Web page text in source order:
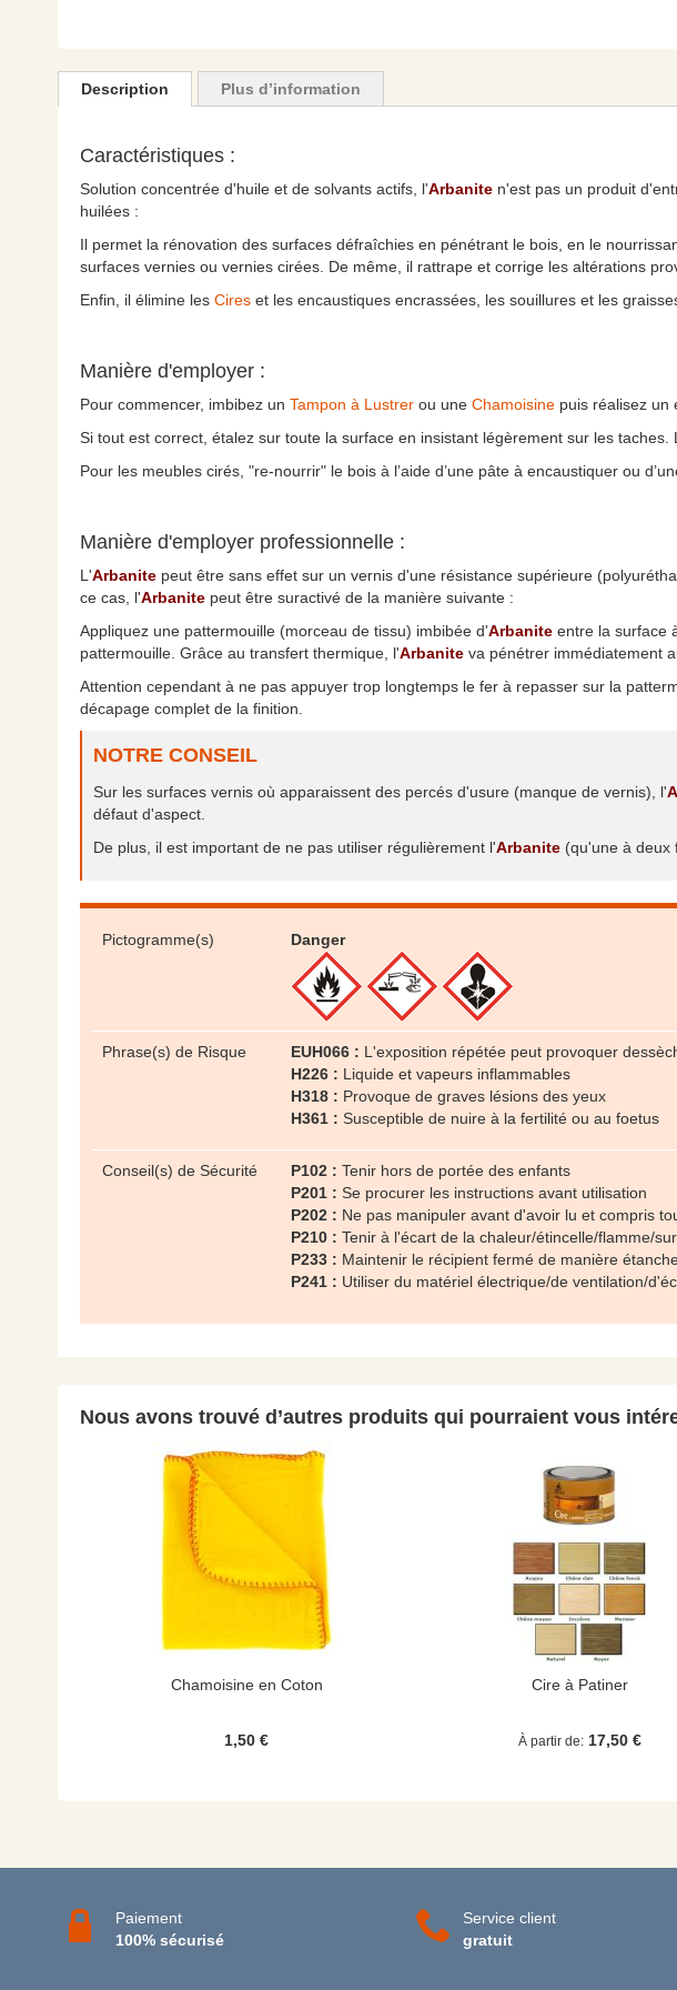
the
beginning
the
gallery
Description
Caractéristiques :
Solution concentrée d'huile et de solvants actifs, l'Arbanite n'est pas un produit
huilées :
Il permet la rénovation des surfaces défraîchies en pénétrant le bois, en le
surfaces vernies ou vernies cirées. De même, il rattrape et corrige les altérations
Enfin, il élimine les Cires et les encaustiques encrassées, les souillures et les
Manière d'employer :
Pour commencer, imbibez un Tampon à Lustrer ou une Chamoisine puis réalisez un
Si tout est correct, étalez sur toute la surface en insistant légèrement sur les
Pour les meubles cirés, "re-nourrir" le bois à l’aide d’une pâte à encaustiquer ou
Manière d'employer professionnelle :
L'Arbanite peut être sans effet sur un vernis d'une résistance supérieure
ce cas, l'Arbanite peut être suractivé de la manière suivante :
Appliquez une pattermouille (morceau de tissu) imbibée d'Arbanite entre la surface
pattermouille. Grâce au transfert thermique, l'Arbanite va pénétrer immédiatement
Attention cependant à ne pas appuyer trop longtemps le fer à repasser sur la
décapage complet de la finition.
NOTRE CONSEIL
Sur les surfaces vernis où apparaissent des percés d'usure (manque de vernis), l'
défaut d'aspect.
De plus, il est important de ne pas utiliser régulièrement l'Arbanite (qu'une à deux
Pictogramme(s) Danger
Phrase(s) de Risque EUH066 : L'exposition répétée peut provoquer
H226 : Liquide et vapeurs inflammables
H318 : Provoque de graves lésions des yeux
H361 : Susceptible de nuire à la fertilité ou au foetus
Conseil(s) de Sécurité P102 : Tenir hors de portée des enfants
P201 : Se procurer les instructions avant utilisation
P202 : Ne pas manipuler avant d'avoir lu et compris
P210 : Tenir à l'écart de la chaleur/étincelle/flamme/
P233 : Maintenir le récipient fermé de manière
P241 : Utiliser du matériel électrique/de ventilation/
Plus d’information
Nous avons trouvé d’autres produits qui pourraient vous
Chamoisine en Coton
1,50 €
Cire à Patiner
À partir de 17,50 €
Paiement
100% sécurisé
Service client
gratuit